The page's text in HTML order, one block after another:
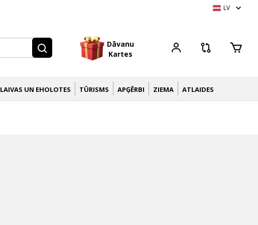
LV
Dāvanu
Kartes
LAIVAS UN EHOLOTES TŪRISMS APĢĒRBI ZIEMA ATLAIDES